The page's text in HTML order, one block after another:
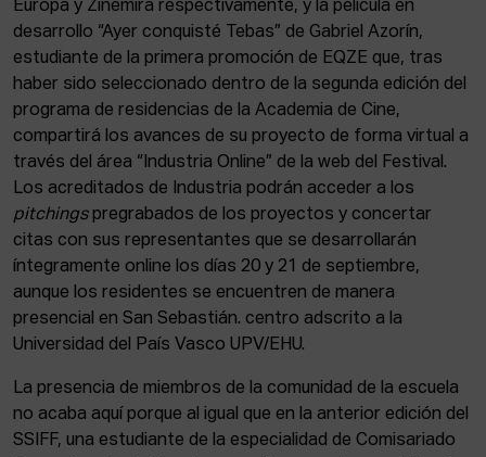
Europa y Zinemira respectivamente, y la película en
desarrollo “Ayer conquisté Tebas” de Gabriel Azorín,
estudiante de la primera promoción de EQZE que, tras
haber sido seleccionado dentro de la segunda edición del
programa de residencias de la Academia de Cine,
compartirá los avances de su proyecto de forma virtual a
través del área “Industria Online” de la web del Festival.
Los acreditados de Industria podrán acceder a los
pitchingspregrabados de los proyectos y concertar
citas con sus representantes que se desarrollarán
íntegramente online los días 20 y 21 de septiembre,
aunque los residentes se encuentren de manera
presencial en San Sebastián. centro adscrito a la
Universidad del País Vasco UPV/EHU.
La presencia de miembros de la comunidad de la escuela
no acaba aquí porque al igual que en la anterior edición del
SSIFF, una estudiante de la especialidad de Comisariado